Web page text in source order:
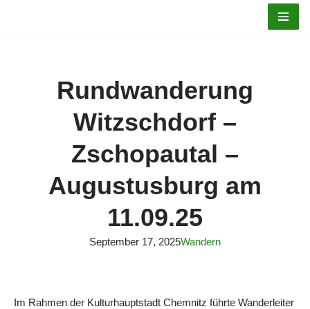
Rundwanderung
Witzschdorf –
Zschopautal –
Augustusburg am
11.09.25
September 17, 2025Wandern
Im Rahmen der Kulturhauptstadt Chemnitz führte Wanderleiter